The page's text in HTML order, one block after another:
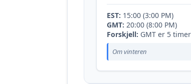
EST: 15:00 (3:00 PM)
GMT: 20:00 (8:00 PM)
Forskjell: GMT er 5
Om vinteren